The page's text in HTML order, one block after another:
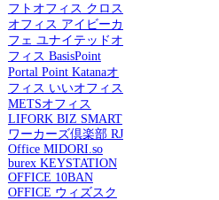
フトオフィス クロス
オフィス アイビーカ
フェ ユナイテッドオ
フィス BasisPoint
Portal PointKatanaオ
フィス いいオフィス
METSオフィス
LIFORKBIZ SMART
ワーカーズ倶楽部RJ
OfficeMIDORI.so
burexKEYSTATION
OFFICE 10BAN
OFFICE ウィズスク